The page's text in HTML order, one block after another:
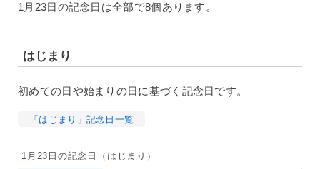
1月23日の記念日は全部で8個あります。
はじまり
初めての日や始まりの日に基づく記念日です。
「はじまり」記念日一覧
1月23日の記念日（はじまり）